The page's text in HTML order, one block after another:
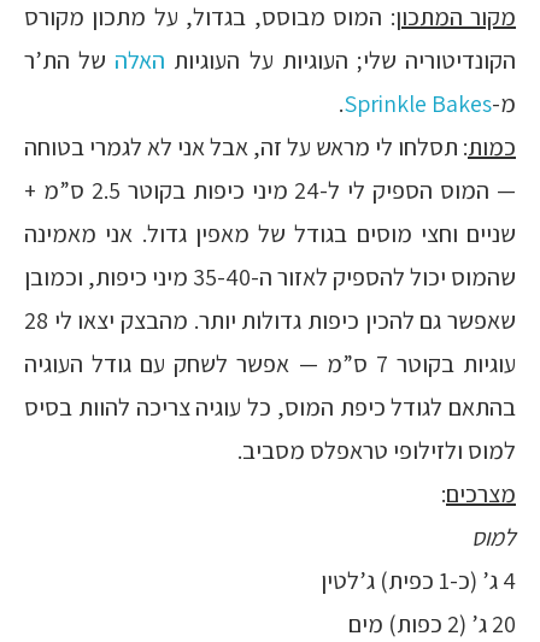
מקור המתכון: המוס מבוסס, בגדול, על מתכון מקורס
הקונדיטוריה שלי; העוגיות על העוגיות האלה של הת’ר
מ-Sprinkle Bakes
.
כמות: תסלחו לי מראש על זה, אבל אני לא לגמרי בטוחה
— המוס הספיק לי ל-24 מיני כיפות בקוטר 2.5 ס”מ +
שניים וחצי מוסים בגודל של מאפין גדול. אני מאמינה
שהמוס יכול להספיק לאזור ה-35-40 מיני כיפות, וכמובן
שאפשר גם להכין כיפות גדולות יותר. מהבצק יצאו לי 28
עוגיות בקוטר 7 ס”מ — אפשר לשחק עם גודל העוגיה
בהתאם לגודל כיפת המוס, כל עוגיה צריכה להוות בסיס
למוס ולזילופי טראפלס מסביב.
מצרכים:
למוס
4 ג’ (כ-1 כפית) ג’לטין
20 ג’ (2 כפות) מים